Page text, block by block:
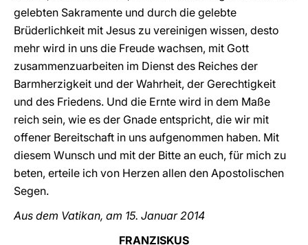
gelebten Sakramente und durch die gelebte
Brüderlichkeit mit Jesus zu vereinigen wissen, desto
mehr wird in uns die Freude wachsen, mit Gott
zusammenzuarbeiten im Dienst des Reiches der
Barmherzigkeit und der Wahrheit, der Gerechtigkeit
und des Friedens. Und die Ernte wird in dem Maße
reich sein, wie es der Gnade entspricht, die wir mit
offener Bereitschaft in uns aufgenommen haben. Mit
diesem Wunsch und mit der Bitte an euch, für mich zu
beten, erteile ich von Herzen allen den Apostolischen
Segen.
Aus dem Vatikan, am 15. Januar 2014
FRANZISKUS